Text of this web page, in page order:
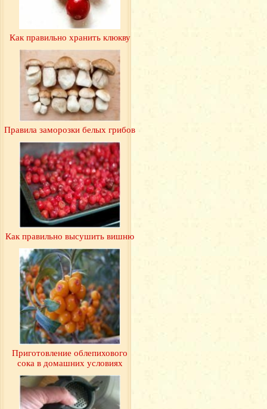
Как правильно хранить клюкву
Правила заморозки белых грибов
Как правильно высушить вишню
Приготовление облепихового
сока в домашних условиях